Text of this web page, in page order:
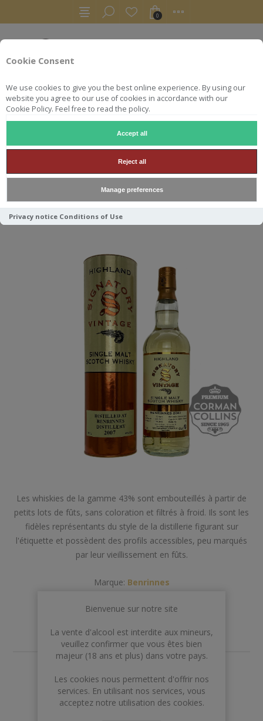
Cookie Consent
We use cookies to give you the best online experience. By using our
website you agree to our use of cookies in accordance with our
Cookie Policy. Feel free to read the policy.
Accept all
Reject all
Manage preferences
Privacy notice Conditions of Use
0
BENRINNES 70CL 43°12 ANS
2008 SIGNATORY VINTAGE
Les whiskies de la gamme 43% sont embouteillés à partir de
petits lots de fûts, sans coloration et filtrés à froid. Ils sont les
fidèles représentants du style de la distillerie figurant sur
l'étiquette et possèdent des profils accessibles, peu marqués
par leur vieillissement en fûts.
Marque: Benrinnes
€44,00
Rupture de stock
Bienvenue sur notre site
La vente d'alcool est interdite aux mineurs,
veuillez confirmer que vous êtes bien
majeur (18 ans et plus) dans votre pays.
Les cookies nous permettent d'offrir nos
services. En utilisant nos services, vous
acceptez notre utilisation des cookies.